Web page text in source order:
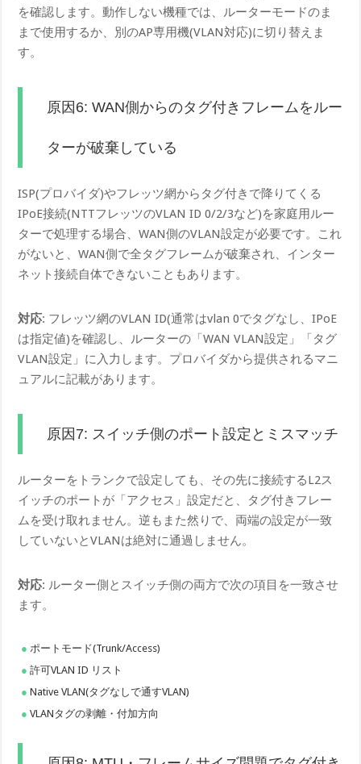
を確認します。動作しない機種では、ルーターモードのま
まで使用するか、別のAP専用機(VLAN対応)に切り替えま
す。
原因6: WAN側からのタグ付きフレームをルー
ターが破棄している
ISP(プロバイダ)やフレッツ網からタグ付きで降りてくる
IPoE接続(NTTフレッツのVLAN ID 0/2/3など)を家庭用ルー
ターで処理する場合、WAN側のVLAN設定が必要です。これ
がないと、WAN側で全タグフレームが破棄され、インター
ネット接続自体できないこともあります。
対応: フレッツ網のVLAN ID(通常はvlan 0でタグなし、IPoE
は指定値)を確認し、ルーターの「WAN VLAN設定」「タグ
VLAN設定」に入力します。プロバイダから提供されるマニ
ュアルに記載があります。
原因7: スイッチ側のポート設定とミスマッチ
ルーターをトランクで設定しても、その先に接続するL2ス
イッチのポートが「アクセス」設定だと、タグ付きフレー
ムを受け取れません。逆もまた然りで、両端の設定が一致
していないとVLANは絶対に通過しません。
対応: ルーター側とスイッチ側の両方で次の項目を一致させ
ます。
ポートモード(Trunk/Access)
許可VLAN ID リスト
Native VLAN(タグなしで通すVLAN)
VLANタグの剥離・付加方向